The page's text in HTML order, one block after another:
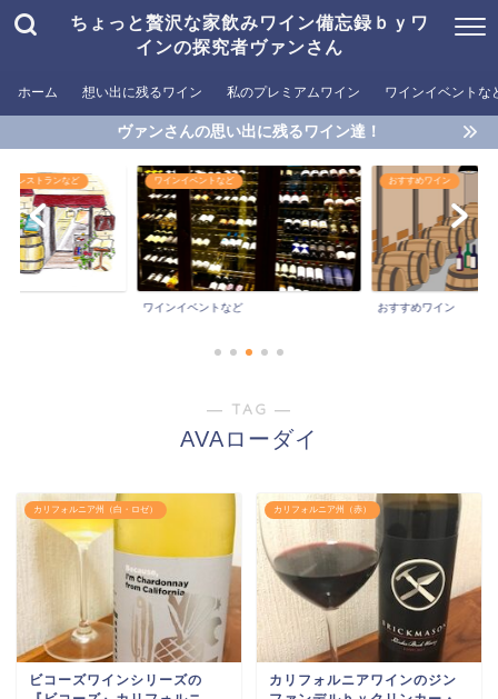
ちょっと贅沢な家飲みワイン備忘録ｂｙワ
インの探究者ヴァンさん
ホーム 想い出に残るワイン 私のプレミアムワイン ワインイベントな
ヴァンさんの思い出に残るワイン達！
るレストランなど ワインイベントなど
ワインイベントなど
おすすめワイン
おすすめワイン
― TAG ―
AVAローダイ
カリフォルニア州（白・ロゼ）
ビコーズワインシリーズの
カリフォルニア州（赤）
カリフォルニアワインのジン